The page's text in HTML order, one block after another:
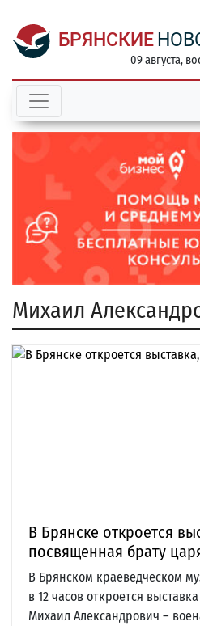
БРЯНСКИЕ
09 августа,
Михаил
В Брянске откроется
посвященная брату
В Брянском краеведческом
в 12 часов откроется
Михаил Александрович –